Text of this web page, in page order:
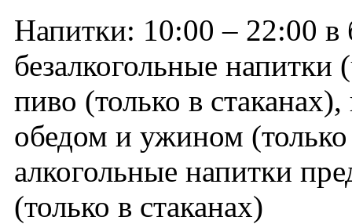
Напитки: 10:00 – 22:00 в
безалкогольные
пиво (только в
обедом и ужином
алкогольные напитки
(только в стаканах)